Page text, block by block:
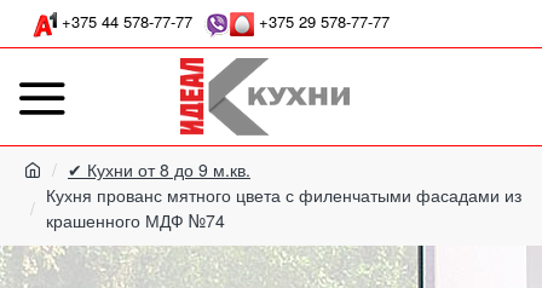
+375 44 578-77-77 +375 29 578-77-77
✔ Кухни от 8 до 9 м.кв.
Кухня прованс мятного цвета с филенчатыми фасадами из
крашенного МДФ №74